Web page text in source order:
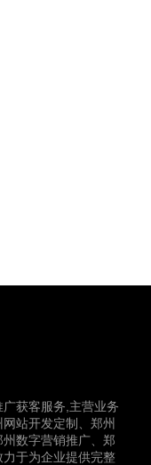
获客服务,主营业务
站开发定制、郑州
数字营销推广、郑
于为企业提供完整